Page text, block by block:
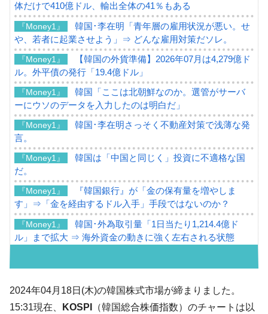
体だけで410億ドル、輸出全体の41％もある
『Money1』
韓国･李在明「青年層の雇用状況が悪い。せ
や、若者に起業させよう」⇒ どんな雇用対策だソレ。
『Money1』
【韓国の外貨準備】2026年07月は4,279億ド
ル。外平債の発行「19.4億ドル」
『Money1』
韓国「ここは北朝鮮なのか。選管がサーバ
ーにウソのデータを入力したのは明白だ」
『Money1』
韓国･李在明さっそく不動産対策で浅薄な発
言。
『Money1』
韓国は「中国と同じく」投資に不適格な国
だ。
『Money1』
『韓国銀行』が「金の保有量を増やしま
す」⇒「金を経由するドル入手」手段ではないのか？
『Money1』
韓国･外為取引量「1日当たり1,214.4億ド
ル」まで拡大 ⇒ 海外資金の動きに強く左右される状態
い「50.5％」に上昇
『Money1』
韓国大統領府ボンクラ政策室長が告発され
た ⇒ 国家が行った恐るべき株価操作であり、空前の国政壟
2024年04月18日(木)の韓国株式市場が締まりました。
15:31現在、
KOSPI
（韓国総合株価指数）のチャートは以